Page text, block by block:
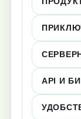
API И